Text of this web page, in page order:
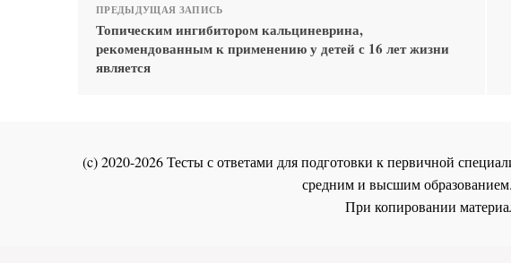
ПРЕДЫДУЩАЯ ЗАПИСЬ
Топическим ингибитором кальциневрина,
рекомендованным к применению у детей с 16 лет жизни
является
(c) 2020-2026 Тесты с ответами для подготовки к первичной
средним и высшим
При копировании